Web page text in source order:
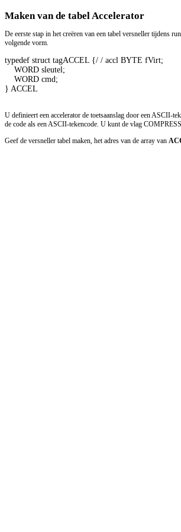
Maken van de tabel Accelerator
De eerste stap in het creëren van een tabel versneller tijdens
volgende vorm.
typedef struct tagACCEL {/ / accl BYTE fVirt;
    WORD sleutel;
    WORD cmd;
} ACCEL
U definieert een accelerator de toetsaanslag door een ASCII-
de code als een ASCII-tekencode. U kunt de vlag
Geef de versneller tabel maken, het adres van de array van